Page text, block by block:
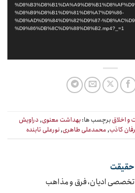
%D8%B9%D8%B1%D9%81%D8%A7%D9%86-
%D8%AD%D9%84%D9%82%D9%87-
%D9%86%DB%8C%D9%88%D8%B2.mp4?_=1
و اخلاقبرچسب ها:بهداشت معنوی,دراویش
کاذب,محمدعلی طاهری,نورعلی تابنده
تخصصی ادیان، فرق و مذاهب